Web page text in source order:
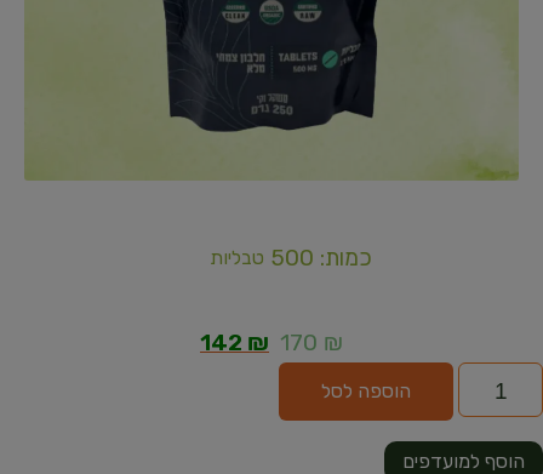
כמות: 500 טבליות
170 ₪
142 ₪
הוספה לסל
הוסף למועדפים